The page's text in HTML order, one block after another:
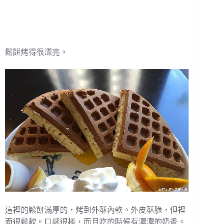
鬆餅烤得很漂亮。
這裡的鬆餅滿厚的，烤到外酥內軟。外皮酥脆，但裡
面很鬆軟。口感很棒，而且吃的時候有濃濃的奶香。